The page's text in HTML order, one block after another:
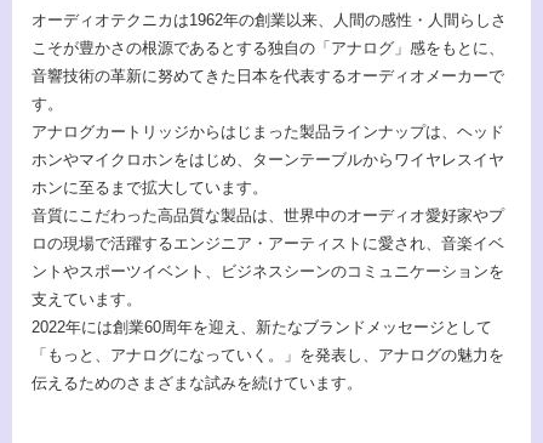
オーディオテクニカは1962年の創業以来、人間の感性・人間らしさ
こそが豊かさの根源であるとする独自の「アナログ」感をもとに、
音響技術の革新に努めてきた日本を代表するオーディオメーカーで
す。
アナログカートリッジからはじまった製品ラインナップは、ヘッド
ホンやマイクロホンをはじめ、ターンテーブルからワイヤレスイヤ
ホンに至るまで拡大しています。
音質にこだわった高品質な製品は、世界中のオーディオ愛好家やプ
ロの現場で活躍するエンジニア・アーティストに愛され、音楽イベ
ントやスポーツイベント、ビジネスシーンのコミュニケーションを
支えています。
2022年には創業60周年を迎え、新たなブランドメッセージとして
「もっと、アナログになっていく。」を発表し、アナログの魅力を
伝えるためのさまざまな試みを続けています。